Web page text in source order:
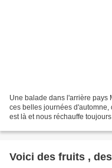
Une balade dans l'arrière pays
ces belles journées d'automne,
est là et nous réchauffe
Voici des fruits ,